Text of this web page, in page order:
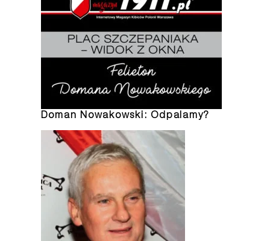
Doman Nowakowski: Odpalamy?